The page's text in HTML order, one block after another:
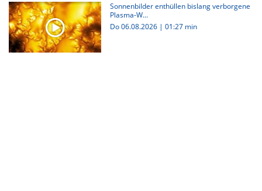
Sonnenbilder enthüllen bislang verborgene
Plasma-W...
Do 06.08.2026 | 01:27 min